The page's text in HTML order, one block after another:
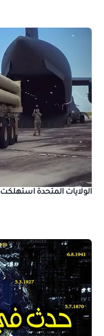
الولايات المتحدة استهلكت 80% من صواريخ ثاد